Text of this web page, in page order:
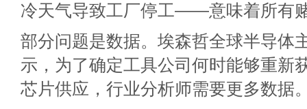
冷天气导致工厂停工——意味着所有
部分问题是数据。埃森哲全球半导体
示，为了确定工具公司何时能够重新
芯片供应，行业分析师需要更多数据